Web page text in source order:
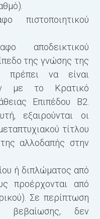
πιστοποιητικού
αποδεικτικού
της γνώσης της
πρέπει να είναι
με το Κρατικό
Επιπέδου Β2.
εξαιρούνται οι
τίτλου
αλλοδαπής στην
ή διπλώματος από
προέρχονται από
Σε περίπτωση
βεβαίωσης, δεν